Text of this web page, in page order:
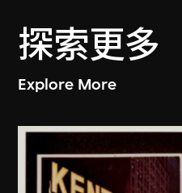
探索更多
Explore More